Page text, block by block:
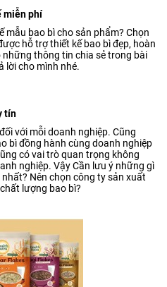
miễn phí
mẫu bao bì cho sản phẩm? Chọn
hỗ trợ thiết kế bao bì đẹp, hoàn
thông tin chia sẻ trong bài
lời cho mình nhé.
tín
với mỗi doanh nghiệp. Cũng
bì đồng hành cùng doanh nghiệp
có vai trò quan trọng không
nghiệp. Vậy Cần lưu ý những gì
Nên chọn công ty sản xuất
lượng bao bì?